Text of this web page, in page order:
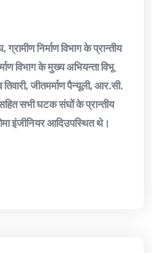
निर्माण विभाग के प्रान्तीय
विभाग के मुख्य अभियन्ता विभू
जीतमर्माण पैन्यूली, आर.सी.
सभी घटक संघों के प्रान्तीय
इंजीनियर आदिउपस्थित थे।